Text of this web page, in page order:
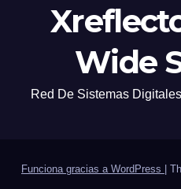
Wide
Red De Sistemas
Funciona gracias a WordPress